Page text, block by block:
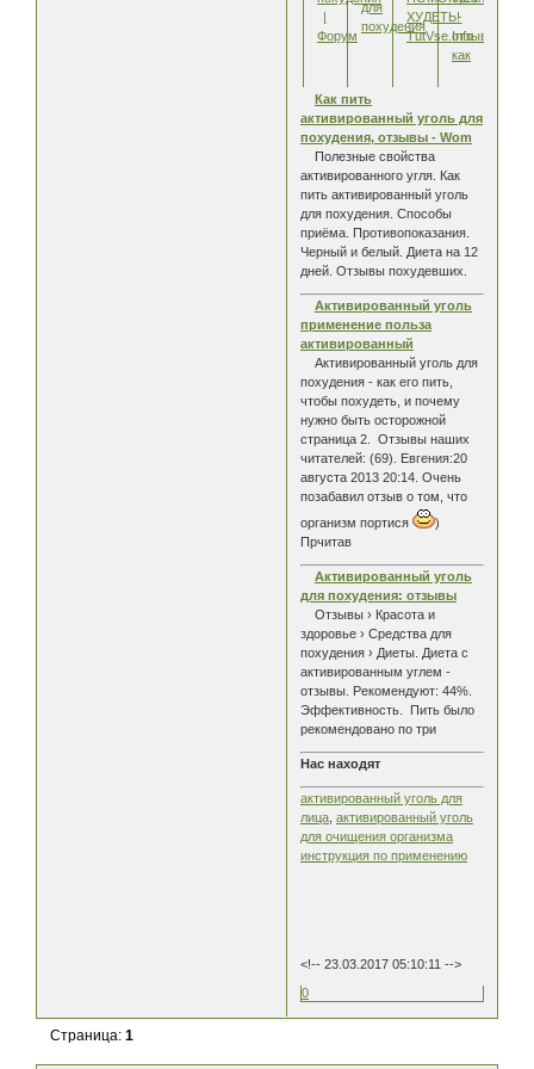
Форум
для
похудения
ХУДЕТЬ!
TutVse.Info
-
отзывы,
как
Как пить
активированный уголь для
похудения, отзывы - Wom
Полезные свойства
активированного угля. Как
пить активированный уголь
для похудения. Способы
приёма. Противопоказания.
Черный и белый. Диета на 12
дней. Отзывы похудевших.
Активированный уголь
применение польза
активированный
Активированный уголь для
похудения - как его пить,
чтобы похудеть, и почему
нужно быть осторожной
страница 2. Отзывы наших
читателей: (69). Евгения:20
августа 2013 20:14. Очень
позабавил отзыв о том, что
организм портися
)
Прчитав
Активированный уголь
для похудения: отзывы
Отзывы › Красота и
здоровье › Средства для
похудения › Диеты. Диета с
активированным углем -
отзывы. Рекомендуют: 44%.
Эффективность. Пить было
рекомендовано по три
Нас находят
активированный уголь для
лица ,активированный уголь
для очищения организма
инструкция по применению
<!-- 23.03.2017 05:10:11 -->
0
Страница:1